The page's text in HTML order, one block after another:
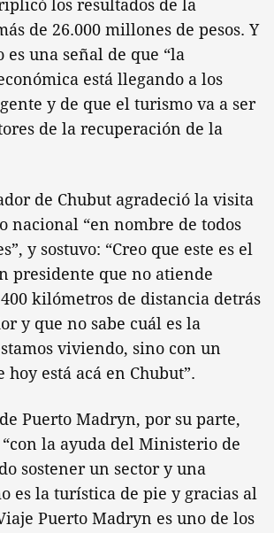
los resultados de la
de 26.000 millones de pesos. Y
es una señal de que “la
está llegando a los
y de que el turismo va a ser
de la recuperación de la
de Chubut agradeció la visita
nacional “en nombre de todos
y sostuvo: “Creo que este es el
presidente que no atiende
kilómetros de distancia detrás
y que no sabe cuál es la
viviendo, sino con un
está acá en Chubut”.
Puerto Madryn, por su parte,
la ayuda del Ministerio de
sostener un sector y una
es la turística de pie y gracias al
Puerto Madryn es uno de los